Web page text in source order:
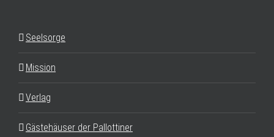
Seelsorge
Mission
Verlag
Gästehäuser der Pallottiner